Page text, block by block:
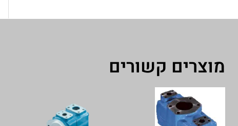
מוצרים קשורים